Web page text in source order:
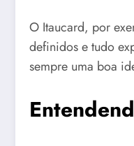
O Itaucard, por
definidos e tudo
sempre uma boa